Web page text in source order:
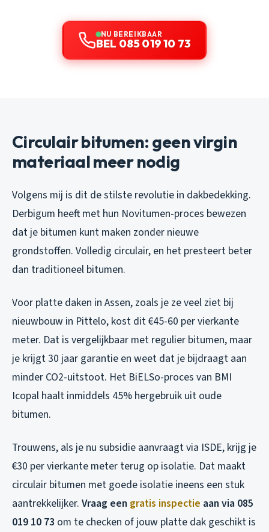
NU BEREIKBAAR
BEL 085 019 10 73
Circulair bitumen: geen virgin
materiaal meer nodig
Volgens mij is dit de stilste revolutie in dakbedekking.
Derbigum heeft met hun Novitumen-proces bewezen
dat je bitumen kunt maken zonder nieuwe
grondstoffen. Volledig circulair, en het presteert beter
dan traditioneel bitumen.
Voor platte daken in Assen, zoals je ze veel ziet bij
nieuwbouw in Pittelo, kost dit €45-60 per vierkante
meter. Dat is vergelijkbaar met regulier bitumen, maar
je krijgt 30 jaar garantie en weet dat je bijdraagt aan
minder CO2-uitstoot. Het BiELSo-proces van BMI
Icopal haalt inmiddels 45% hergebruik uit oude
bitumen.
Trouwens, als je nu subsidie aanvraagt via ISDE, krijg je
€30 per vierkante meter terug op isolatie. Dat maakt
circulair bitumen met goede isolatie ineens een stuk
aantrekkelijker. Vraag een gratis inspectie aan via 085
019 10 73 om te checken of jouw platte dak geschikt is